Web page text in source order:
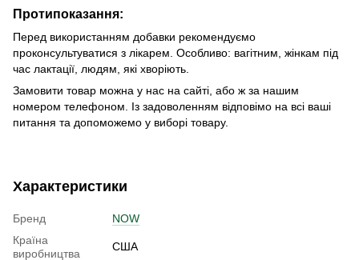
Протипоказання:
Перед використанням добавки рекомендуємо
проконсультуватися з лікарем. Особливо: вагітним, жінкам під
час лактації, людям, які хворіють.
Замовити товар можна у нас на сайті, або ж за нашим
номером телефоном. Із задоволенням відповімо на всі ваші
питання та допоможемо у виборі товару.
Характеристики
Бренд
NOW
Країна
виробництва
США